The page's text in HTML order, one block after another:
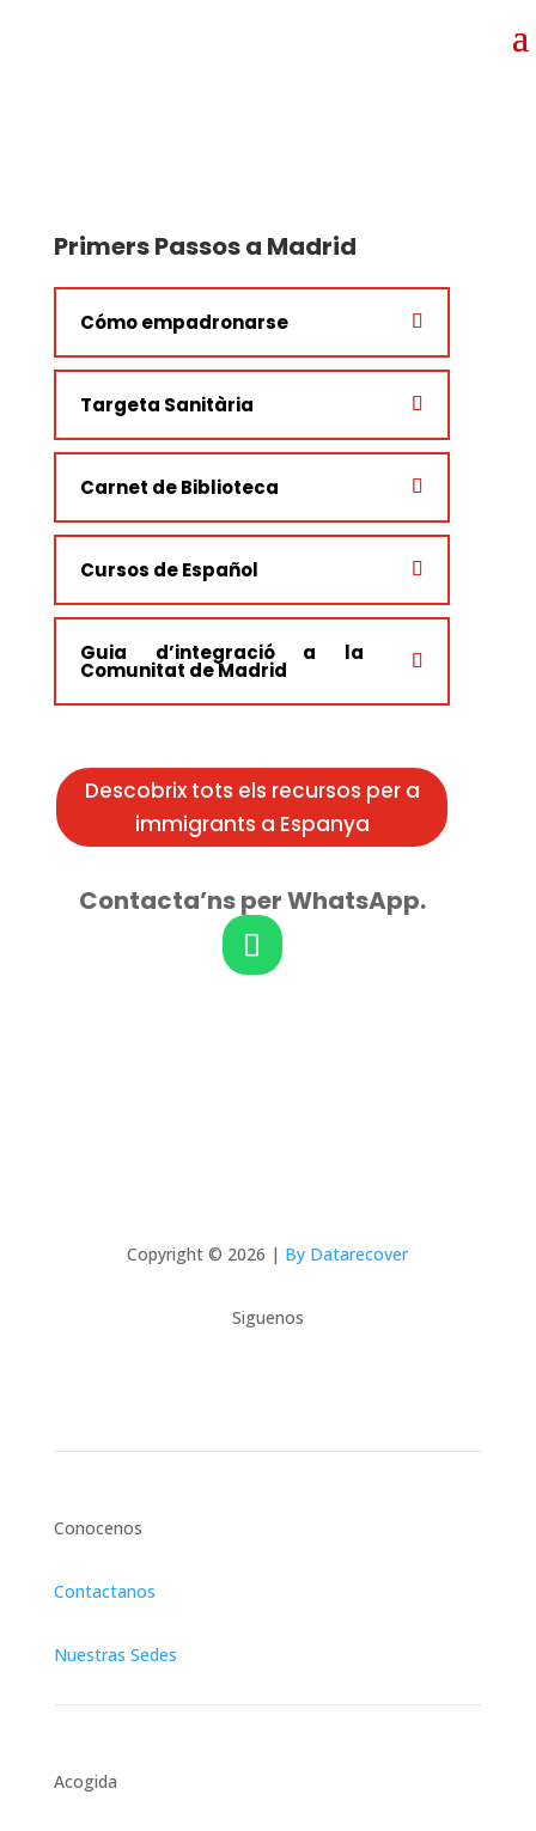
Primers Passos a Madrid
Cómo empadronarse
Targeta Sanitària
Carnet de Biblioteca
Cursos de Español
Guia d’integració a la
Comunitat de Madrid
Descobrix tots els recursos per a
immigrants a Espanya
Contacta’ns per WhatsApp.
Copyright © 2026 | By Datarecover
Siguenos
Conocenos
Contactanos
Nuestras Sedes
Acogida